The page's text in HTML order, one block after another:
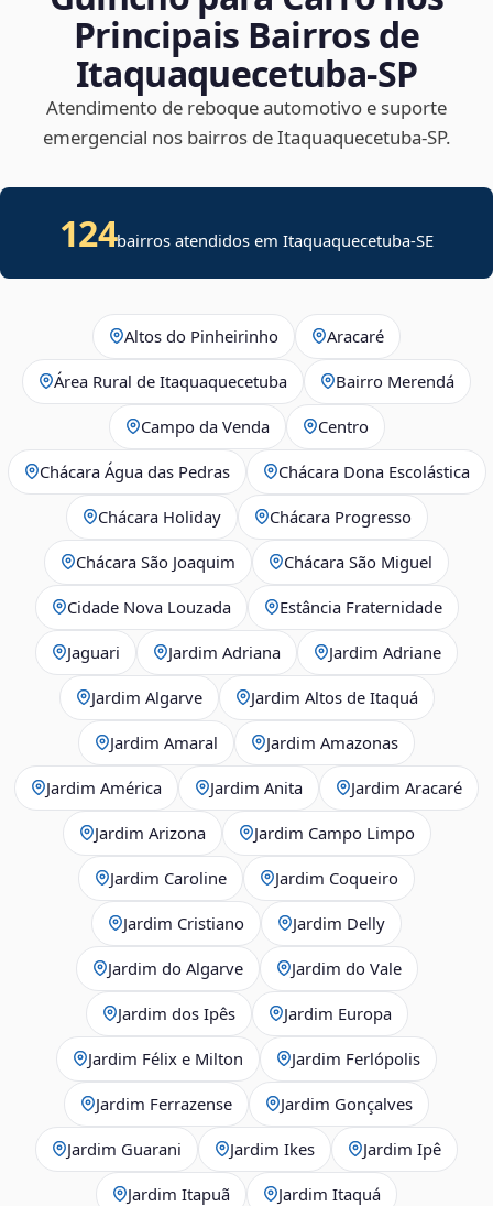
Principais Bairros de
Itaquaquecetuba‑SP
Atendimento de reboque automotivo e suporte
emergencial nos bairros de Itaquaquecetuba‑SP.
124bairros atendidos emItaquaquecetuba-SE
Altos do Pinheirinho Aracaré
Área Rural de Itaquaquecetuba Bairro Merendá
Campo da Venda Centro
Chácara Água das Pedras Chácara Dona Escolástica
Chácara Holiday Chácara Progresso
Chácara São Joaquim Chácara São Miguel
Cidade Nova Louzada Estância Fraternidade
Jaguari Jardim Adriana Jardim Adriane
Jardim Algarve Jardim Altos de Itaquá
Jardim Amaral Jardim Amazonas
Jardim América Jardim Anita Jardim Aracaré
Jardim Arizona Jardim Campo Limpo
Jardim Caroline Jardim Coqueiro
Jardim Cristiano Jardim Delly
Jardim do Algarve Jardim do Vale
Jardim dos Ipês Jardim Europa
Jardim Félix e Milton Jardim Ferlópolis
Jardim Ferrazense Jardim Gonçalves
Jardim Guarani Jardim Ikes Jardim Ipê
Jardim Itapuã Jardim Itaquá